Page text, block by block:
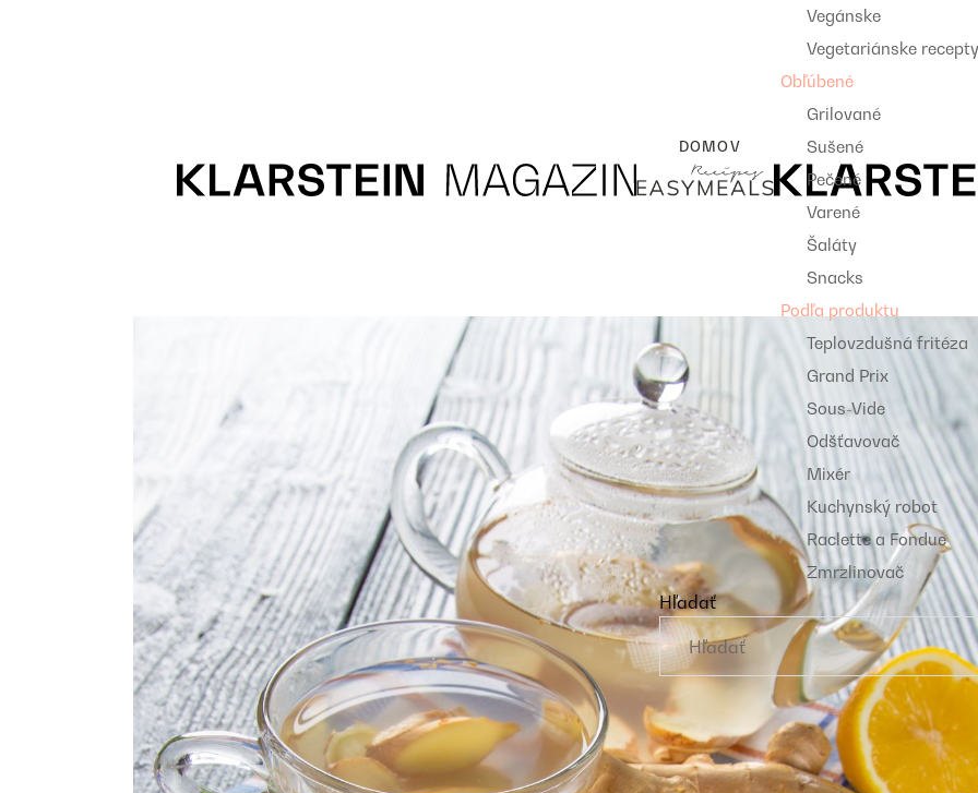
DOMOV
Vegánske
Vegetariánske
Obľúbené
Grilované
Sušené
Pečené
Varené
Šaláty
Snacks
Podľa produktu
Teplovzdušná fritéza
Grand Prix
Sous-Vide
Odšťavovač
Mixér
Kuchynský robot
Raclette a Fondue
Zmrzlinovač
Hľadať